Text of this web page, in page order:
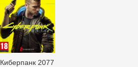
Киберпанк 2077